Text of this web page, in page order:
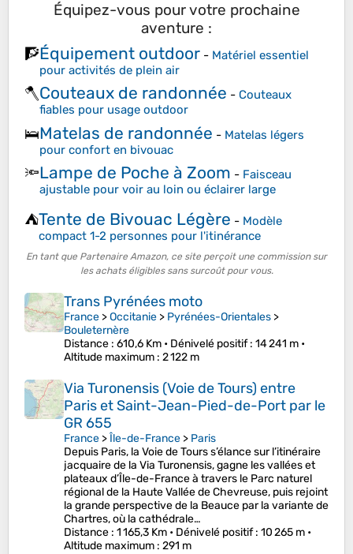
Équipez-vous pour votre prochaine
aventure :
🧗Équipement outdoor - Matériel essentiel
pour activités de plein air
🪓Couteaux de randonnée - Couteaux
fiables pour usage outdoor
🛌Matelas de randonnée - Matelas légers
pour confort en bivouac
🔦Lampe de Poche à Zoom - Faisceau
ajustable pour voir au loin ou éclairer large
⛺Tente de Bivouac Légère - Modèle
compact 1-2 personnes pour l'itinérance
En tant que Partenaire Amazon, ce site perçoit une commission sur
les achats éligibles sans surcoût pour vous.
Trans Pyrénées moto
France >Occitanie > Pyrénées-Orientales >
Bouleternère
Distance : 610,6 Km • Dénivelé positif: 14 241 m •
Altitude maximum : 2 122 m
Via Turonensis (Voie de Tours) entre
Paris et Saint-Jean-Pied-de-Port par le
GR 655
France >Île-de-France > Paris
Depuis Paris, la Voie de Tours s’élance sur l’itinéraire
jacquaire de la Via Turonensis, gagne les vallées et
plateaux d’Île-de-France à travers le Parc naturel
régional de la Haute Vallée de Chevreuse, puis rejoint
la grande perspective de la Beauce par la variante de
Chartres, où la cathédrale…
Distance : 1 165,3 Km • Dénivelé positif: 10 265 m •
Altitude maximum : 291 m